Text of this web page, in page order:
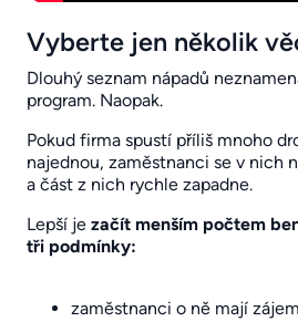
Vyberte jen několik
Dlouhý seznam nápadů
program. Naopak.
Pokud firma spustí příliš mnoho
najednou, zaměstnanci se v nich
a část z nich rychle zapadne.
Lepší je začít menším počtem
tři podmínky:
zaměstnanci o ně mají zájem